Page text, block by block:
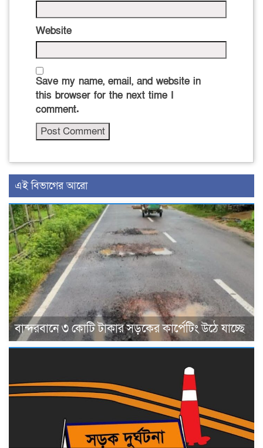
Website
Save my name, email, and website in
this browser for the next time I
comment.
এই বিভাগের আরো
বান্দরবানে ৩ কোটি টাকার সড়কের কার্পেটিং উঠে যাচ্ছে